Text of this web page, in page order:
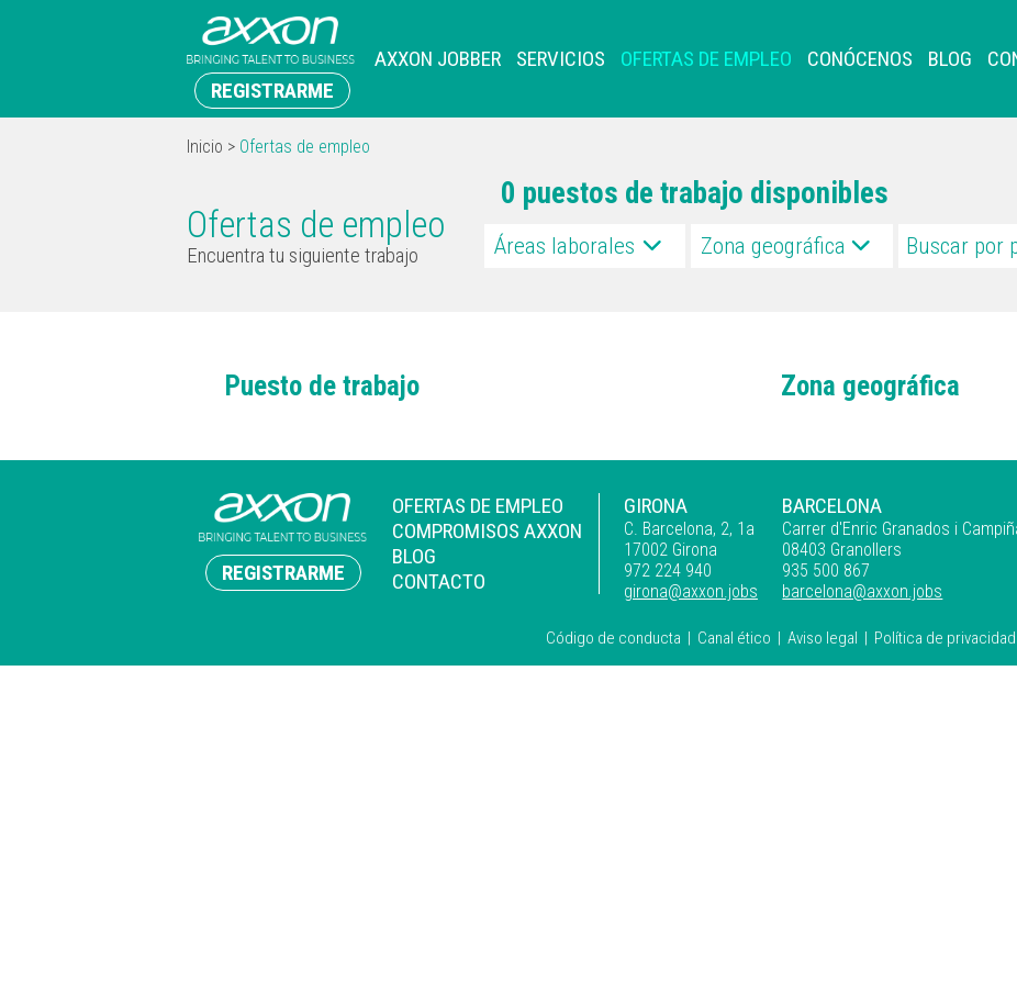
REGISTRARME
AXXON JOBBER SERVICIOS OFERTAS DE EMPLEO CONÓCENOS BLOG
Inicio > Ofertas de empleo
Ofertas de empleo
Encuentra tu siguiente trabajo
0 puestos de trabajo disponibles
Áreas laborales Zona geográfica
Puesto de trabajo Zona geográfica
REGISTRARME
OFERTAS DE EMPLEO
COMPROMISOS AXXON
BLOG
CONTACTO
GIRONA
C. Barcelona, 2, 1a
17002 Girona
972 224 940
girona@axxon.jobs
BARCELONA
Carrer d'Enric Granados i
08403 Granollers
935 500 867
barcelona@axxon.jobs
Código de conducta | Canal ético | Aviso legal | Política de privacidad